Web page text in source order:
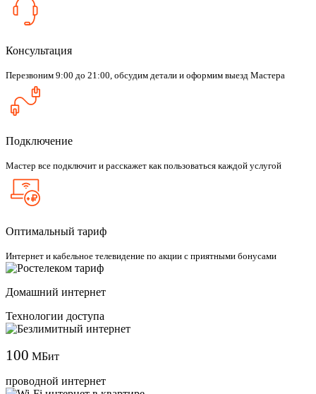
Консультация
Перезвоним 9:00 до 21:00, обсудим детали и оформим выезд Мастера
Подключение
Мастер все подключит и расскажет как пользоваться каждой услугой
Оптимальный тариф
Интернет и кабельное телевидение по акции с приятными бонусами
Домашний интернет
Технологии доступа
100 МБит
проводной интернет